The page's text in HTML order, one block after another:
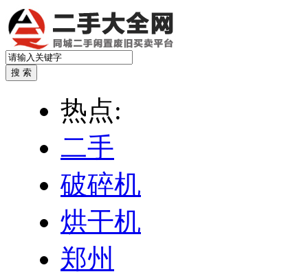
热点:
二手
破碎机
烘干机
郑州